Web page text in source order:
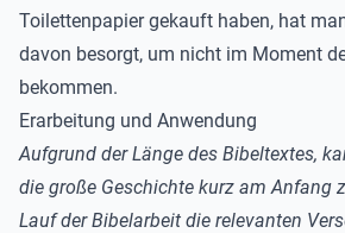
Toilettenpapier gekauft haben, hat
davon besorgt, um nicht im Moment
bekommen.
Erarbeitung und Anwendung
Aufgrund der Länge des Bibeltextes,
die große Geschichte kurz am Anfang
Lauf der Bibelarbeit die relevanten